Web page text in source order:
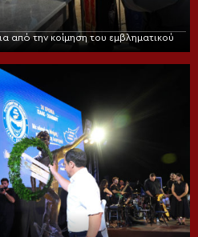
από την κοίμηση του εμβληματικού